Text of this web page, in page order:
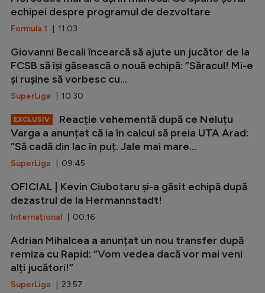
echipei despre programul de dezvoltare
Formula 1 | 11:03
Giovanni Becali încearcă să ajute un jucător de la
FCSB să își găsească o nouă echipă: ”Săracul! Mi-e
și rușine să vorbesc cu...
SuperLiga | 10:30
EXCLUSIV
Reacție vehementă după ce Neluțu
Varga a anunțat că ia în calcul să preia UTA Arad:
”Să cadă din lac în puț. Jale mai mare...
SuperLiga | 09:45
OFICIAL | Kevin Ciubotaru și-a găsit echipă după
dezastrul de la Hermannstadt!
Internațional | 00:16
Adrian Mihalcea a anunțat un nou transfer după
remiza cu Rapid: ”Vom vedea dacă vor mai veni
alți jucători!”
SuperLiga | 23:57